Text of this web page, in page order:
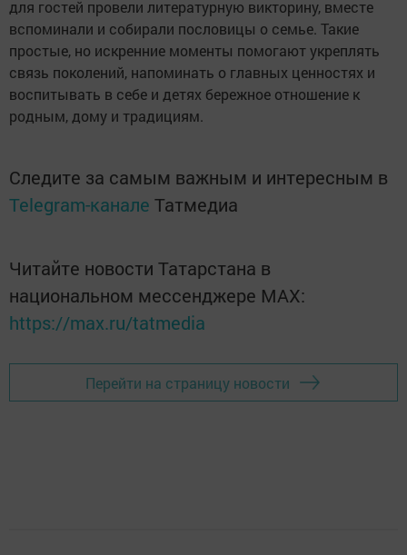
для гостей провели литературную викторину, вместе
вспоминали и собирали пословицы о семье. Такие
простые, но искренние моменты помогают укреплять
связь поколений, напоминать о главных ценностях и
воспитывать в себе и детях бережное отношение к
родным, дому и традициям.
Следите за самым важным и интересным в
Telegram-канале Татмедиа
Читайте новости Татарстана в
национальном мессенджере MАХ:
https://max.ru/tatmedia
Перейти на страницу новости